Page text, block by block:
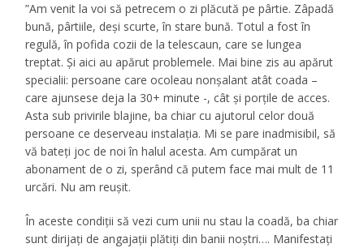
”Am venit la voi să petrecem o zi plăcută pe pârtie. Zâpadă
bună, pârtiile, deși scurte, în stare bună. Totul a fost în
regulă, în pofida cozii de la telescaun, care se lungea
treptat. Și aici au apărut problemele. Mai bine zis au apărut
specialii: persoane care ocoleau nonșalant atât coada –
care ajunsese deja la 30+ minute -, cât și porțile de acces.
Asta sub privirile blajine, ba chiar cu ajutorul celor două
persoane ce deserveau instalația. Mi se pare inadmisibil, să
vă bateți joc de noi în halul acesta. Am cumpărat un
abonament de o zi, sperând că putem face mai mult de 11
urcări. Nu am reușit.
În aceste condiții să vezi cum unii nu stau la coadă, ba chiar
sunt dirijați de angajații plătiți din banii noștri…. Manifestați